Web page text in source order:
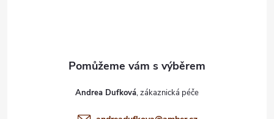
Andrea Dufková